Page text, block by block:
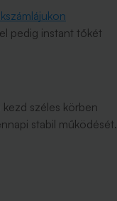
pedig instant tőkét
széles körben
stabil működését.